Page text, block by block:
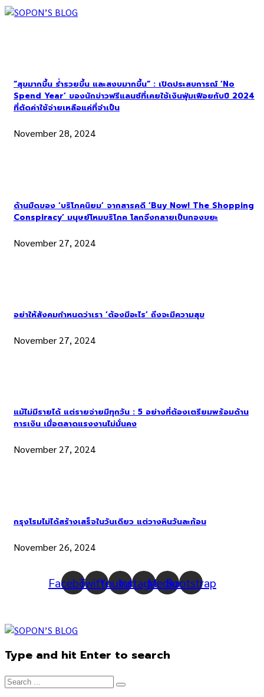
“สุขมากขึ้น ร่ำรวยขึ้น และสงบมากขึ้น” : เปิดประสบการณ์ ‘No
Spend Year’ ของนักข่าวฟรีแลนซ์ที่เคยใช้เงินฟุ่มเฟือยกับปี 2024
ที่ตัดค่าใช้จ่ายเหลือแค่ที่จำเป็น
November 28, 2024
ด้านมืดของ ‘บริโภคนิยม’ จากสารคดี ‘Buy Now! The Shopping
Conspiracy’ มนุษย์โหมบริโภค โลกจึงกลายเป็นกองขยะ
November 27, 2024
อย่าให้สังคมกำหนดว่าเรา ‘ต้องมีอะไร’ ถึงจะมีความสุข
November 27, 2024
แม้ไม่มีรายได้ แต่รายจ่ายมีทุกวัน : 5 อย่างที่ต้องเตรียมพร้อมด้าน
การเงิน เมื่อตลาดแรงงานไม่มั่นคง
November 27, 2024
กรุงโรมไม่ได้สร้างเสร็จในวันเดียว แต่วางหินวันละก้อน
November 26, 2024
FacebookTwitterYoutubeInstagram
Medium
Bootstrap
Type and hit Enter to search